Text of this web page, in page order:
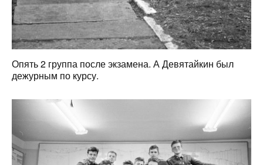
Опять 2 группа после экзамена. А Девятайкин был
дежурным по курсу.